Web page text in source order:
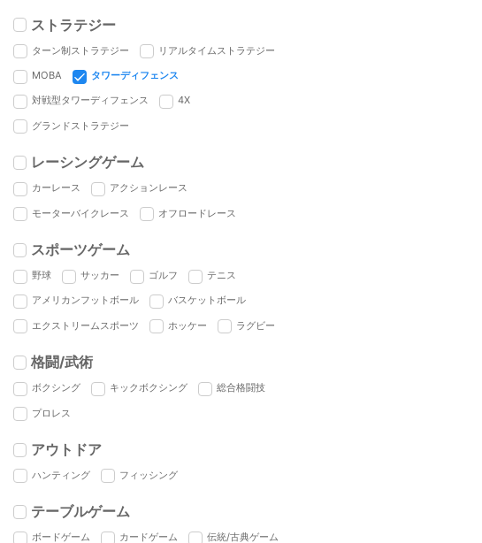
ストラテジー
ターン制ストラテジー リアルタイムストラテジー
MOBA タワーディフェンス
対戦型タワーディフェンス 4X
グランドストラテジー
レーシングゲーム
カーレース アクションレース
モーターバイクレース オフロードレース
スポーツゲーム
野球 サッカー ゴルフ テニス
アメリカンフットボール バスケットボール
エクストリームスポーツ ホッケー ラグビー
格闘/武術
ボクシング キックボクシング 総合格闘技
プロレス
アウトドア
ハンティング フィッシング
テーブルゲーム
ボードゲーム カードゲーム 伝統/古典ゲーム